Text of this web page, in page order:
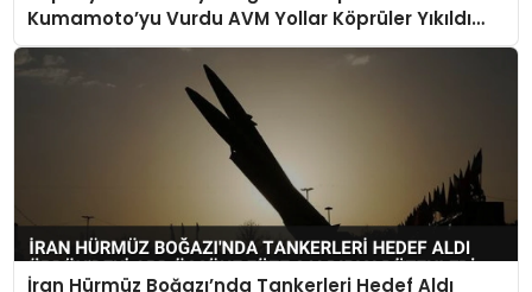
Kumamoto’yu Vurdu AVM Yollar Köprüler Yıkıldı
Çok Sayıda Can Kaybı Var
İran Hürmüz Boğazı’nda Tankerleri Hedef Aldı